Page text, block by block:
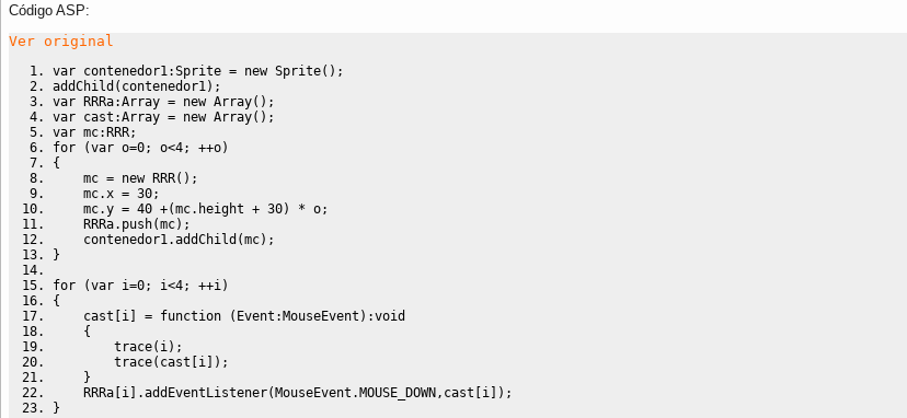
Código ASP:
Ver original
var contenedor1:Sprite = new Sprite( ) ;
addChild ( contenedor1) ;
var RRRa:Array = new Array( ) ;
var cast :Array = new Array( ) ;
var mc: RRR;
for
(var o=0; o<4; ++o)
{
mc = new RRR( ) ;
mc.x = 30;
mc.y = 40 +(mc. height + 30) * o;
RRRa. push(mc) ;
contenedor1.addChild (mc) ;
}
for
(var i=0; i<4; ++i)
{
cast
i = function ( Event : MouseEvent ) :void
{
trace( i) ;
trace( cast i ) ;
}
RRRa i .addEventListener( MouseEvent. MOUSE_DOWN ,cast i ) ;
}